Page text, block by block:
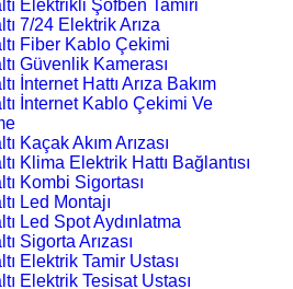
Elektrikli Şofben Tamiri
7/24 Elektrik Arıza
Fiber Kablo Çekimi
Güvenlik Kamerası
İnternet Hattı Arıza Bakım
İnternet Kablo Çekimi Ve
Kaçak Akım Arızası
Klima Elektrik Hattı Bağlantısı
Kombi Sigortası
Led Montajı
Led Spot Aydınlatma
Sigorta Arızası
Elektrik Tamir Ustası
Elektrik Tesisat Ustası